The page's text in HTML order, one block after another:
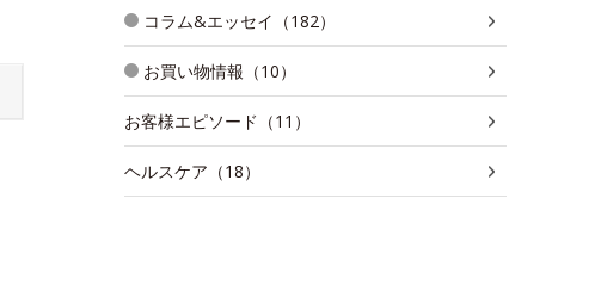
コラム&エッセイ（182）
お買い物情報（10）
お客様エピソード（11）
ヘルスケア（18）